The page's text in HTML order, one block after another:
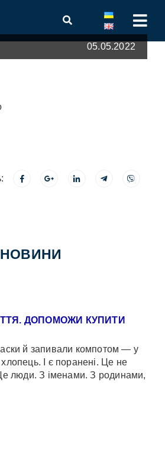
05.05.2022
НОВИНИ
ДОПОМОЖИ КУПИТИ
й запивали компотом — у
І є поранені. Це не
люди. З іменами. З родинами,